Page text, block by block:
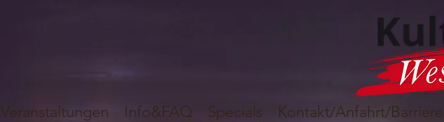
Veranstaltungen Info&FAQ Specials Kontakt/Anfahrt/Barriere